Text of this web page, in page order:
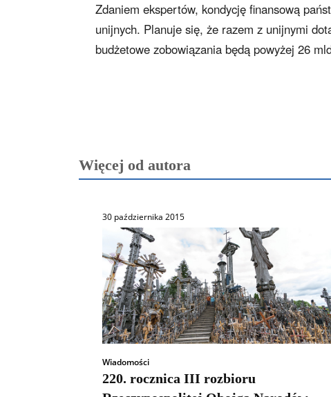
Zdaniem ekspertów, kondycję finansową
unijnych. Planuje się, że razem z unijnymi
budżetowe zobowiązania będą powyżej 26
Więcej od autora
30 października 2015
Wiadomości
220. rocznica III rozbioru